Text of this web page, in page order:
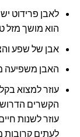
לאבן פרידוט
הוא מושך מזל
אבן של שפע
האבן משפיעה
עוזר למצוא
הקשרים
עוזר לשנות
לעתים